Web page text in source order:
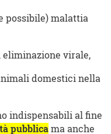
possibile) malattia
virale,
domestici nella
indispensabili al fine
pubblica ma anche